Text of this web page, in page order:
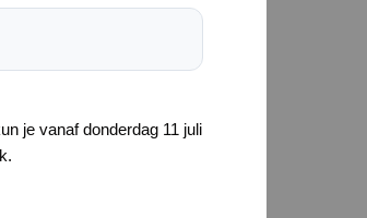
je vanaf donderdag 11 juli